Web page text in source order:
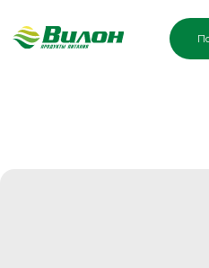
Получить прайс